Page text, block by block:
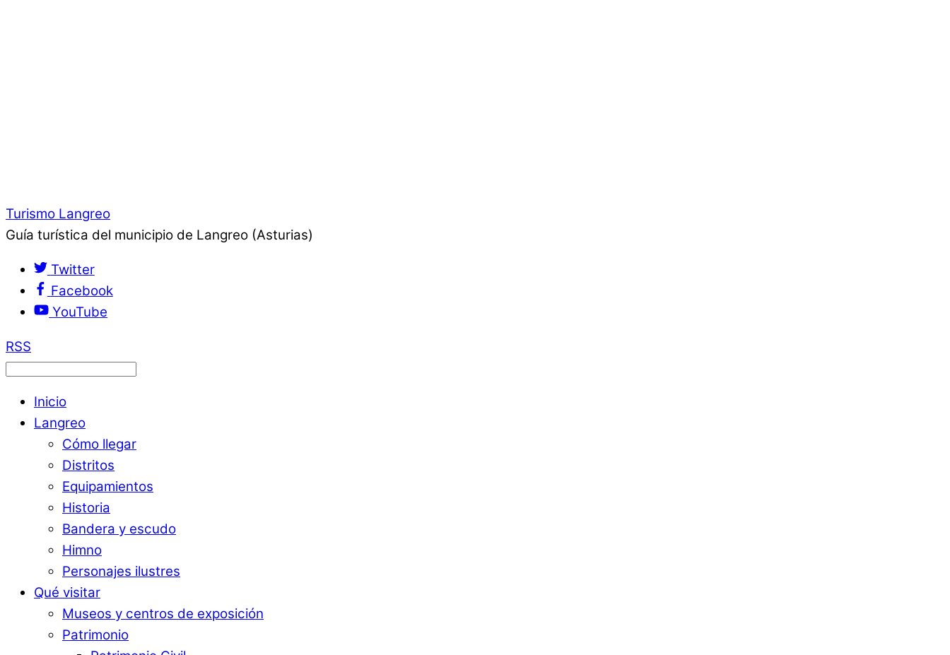
Turismo Langreo
Guía turística del municipio de Langreo (Asturias)
Twitter
Facebook
YouTube
RSS
Inicio
Langreo
Cómo llegar
Distritos
Equipamientos
Historia
Bandera y escudo
Himno
Personajes ilustres
Qué visitar
Museos y centros de exposición
Patrimonio